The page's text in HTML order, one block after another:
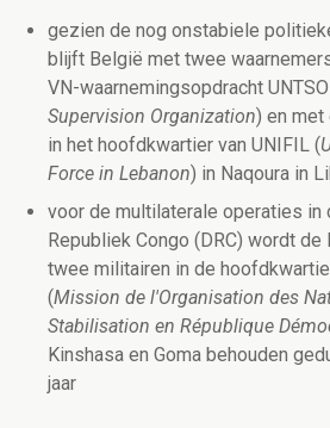
gezien de nog onstabiele
blijft België met twee
VN-waarnemingsopdracht
Supervision Organization) en
in het hoofdkwartier van UNIFIL (
Force in Lebanon) in Naqoura in
voor de multilaterale operaties in
Republiek Congo (DRC) wordt
twee militairen in de
(Mission de l'Organisation des
Stabilisation en République
Kinshasa en Goma behouden
jaar